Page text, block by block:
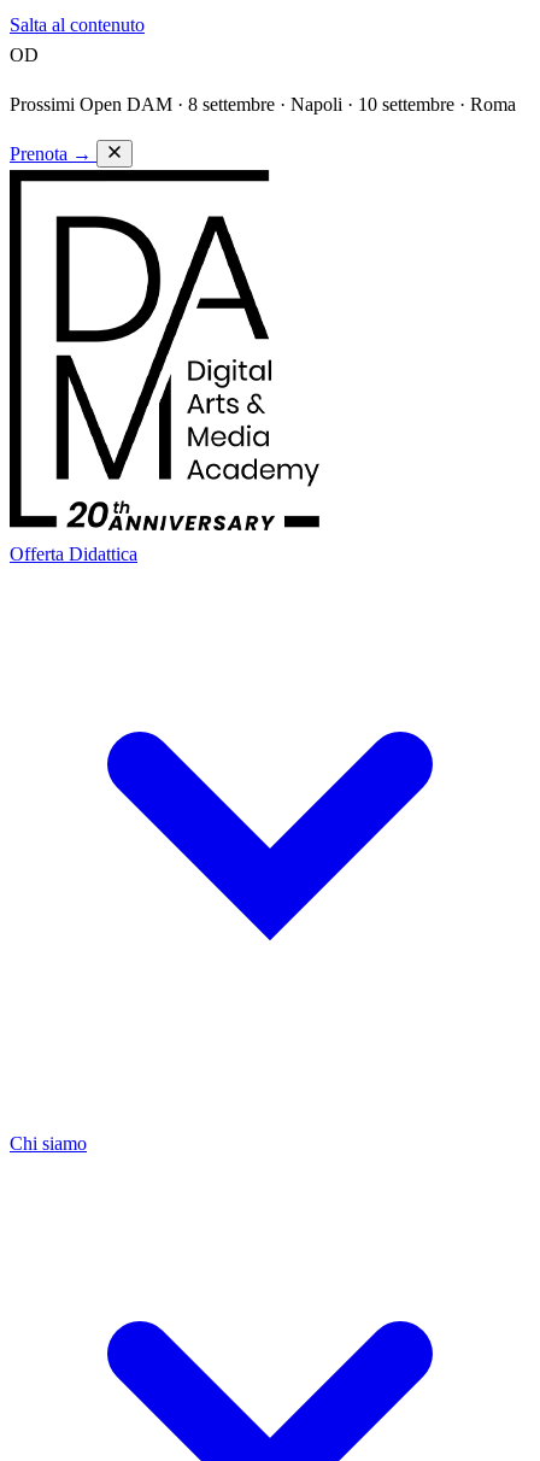
Salta al contenuto
OD
Prossimi Open DAM · 8 settembre · Napoli · 10 settembre · Roma
Prenota →
Offerta Didattica
Chi siamo